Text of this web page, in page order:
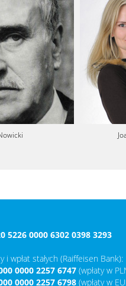
5226 0000 6302 0398 3293
i wpłat stałych (Raiffeisen Bank):
0000 2257 6747(wpłaty w
0000 2257 6798(wpłaty w